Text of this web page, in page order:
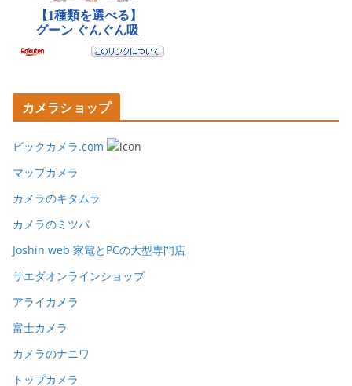
カメラショップ
ビックカメラ.com
マップカメラ
カメラのキタムラ
カメラのミツバ
Joshin web 家電とPCの大型専門店
サエダオンラインショップ
アライカメラ
富士カメラ
カメラのナニワ
トップカメラ